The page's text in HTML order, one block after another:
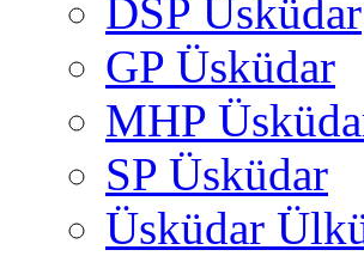
DSP Üsküdar
GP Üsküdar
MHP
SP Üsküdar
Üsküdar